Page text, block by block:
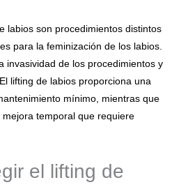
labios son procedimientos distintos
para la feminización de los labios.
invasividad de los procedimientos y
lifting de labios proporciona una
mínimo, mientras que
temporal que requiere
el lifting de